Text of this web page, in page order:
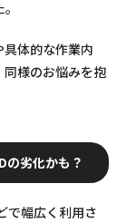
体的な作業内
様のお悩みを抱
の劣化かも？
で幅広く利用さ